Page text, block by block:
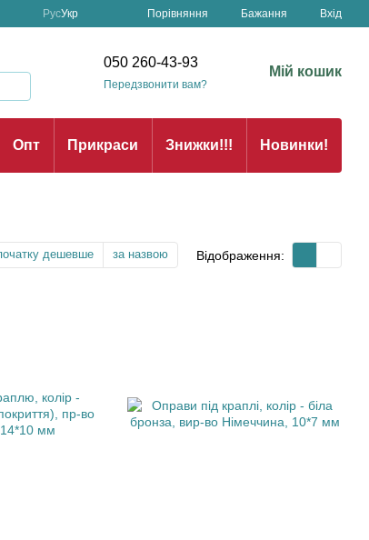
РусУкр Порівняння Бажання Вхід
050 260-43-93
Передзвонити вам?
Мій кошик
Опт Прикраси Знижки!!! Новинки!
дешевше за назвою Відображення: